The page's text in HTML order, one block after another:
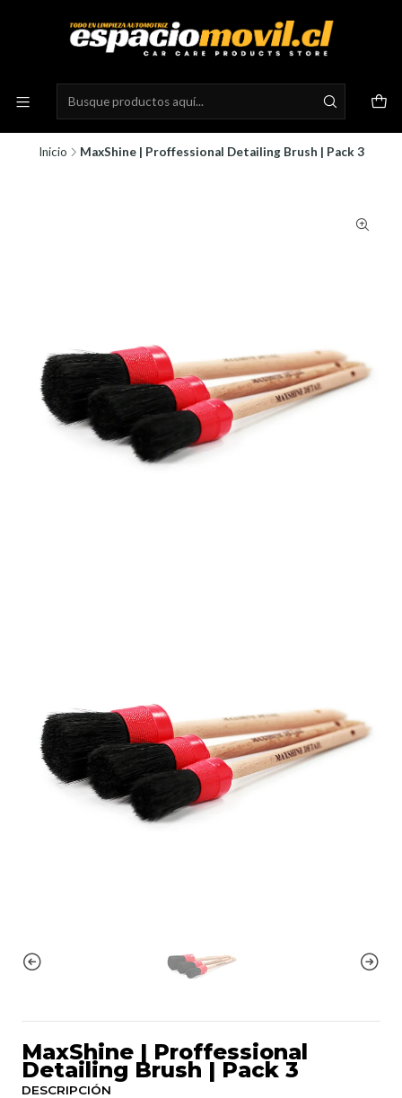
Inicio MaxShine | Proffessional Detailing Brush | Pack 3
MaxShine | Proffessional
Detailing Brush | Pack 3
DESCRIPCIÓN